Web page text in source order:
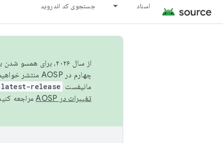
اسناد جستجوی کد اندروید
از سال ۲۰۲۶، برای
چهارم در AOSP منتشر خواهیم کرد. برای ساخت و مشارکت در AOSP،
مانیفست release
تغییرات در AOSP
مراجعه